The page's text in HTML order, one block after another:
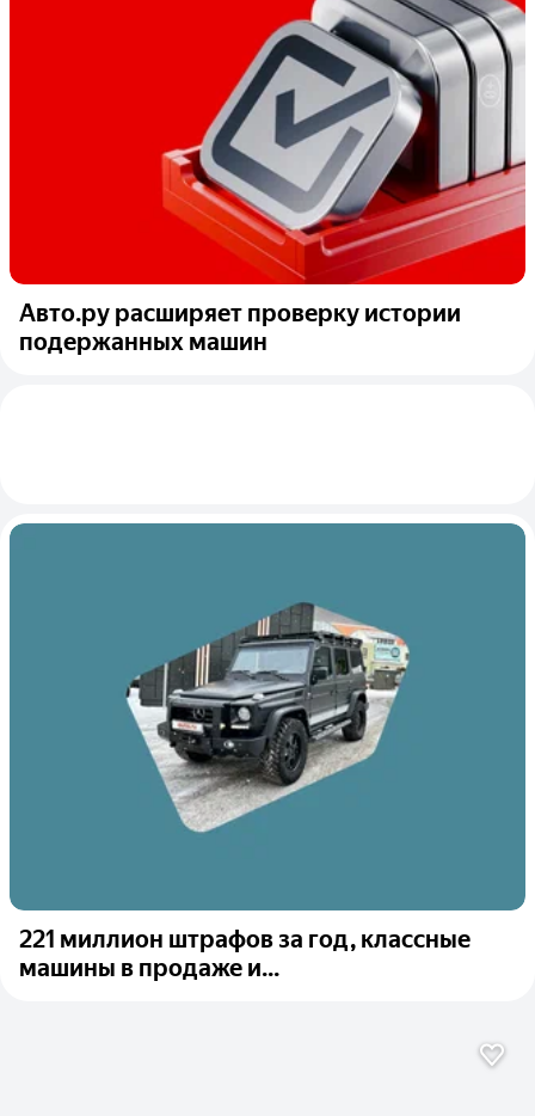
Авто.ру расширяет проверку истории
подержанных машин
221 миллион штрафов за год, классные
машины в продаже и...